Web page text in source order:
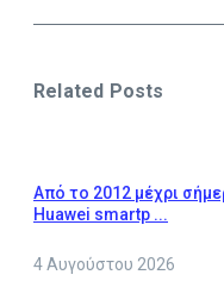
Related Posts
Από το 2012 μέχρι
Huawei smartp ...
4 Αυγούστου 2026